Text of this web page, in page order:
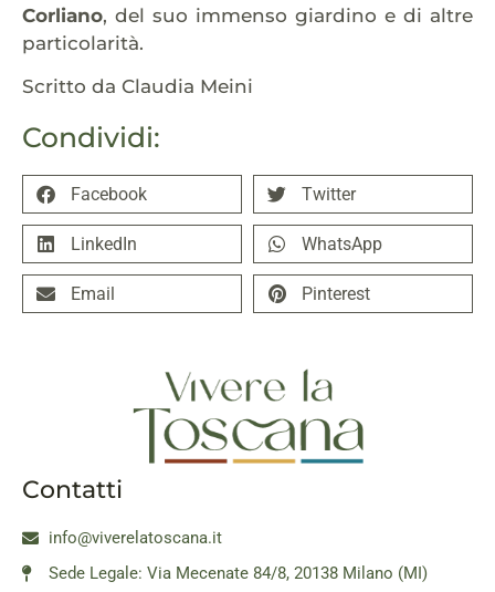
Condividi:
Facebook Twitter
LinkedIn WhatsApp
Email Pinterest
Corliano, del suo immenso giardino e di altre
particolarità.
Scritto da Claudia Meini
Contatti
info@viverelatoscana.it
Sede Legale: Via Mecenate 84/8, 20138 Milano (MI)